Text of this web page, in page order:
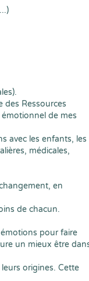
des Ressources
de mes
avec les enfants, les
médicales,
en
de chacun.
pour faire
un mieux être
origines. Cette